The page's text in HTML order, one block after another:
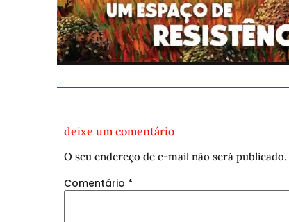
deixe um comentário
O seu endereço de e-mail não será publicado.
Comentário *